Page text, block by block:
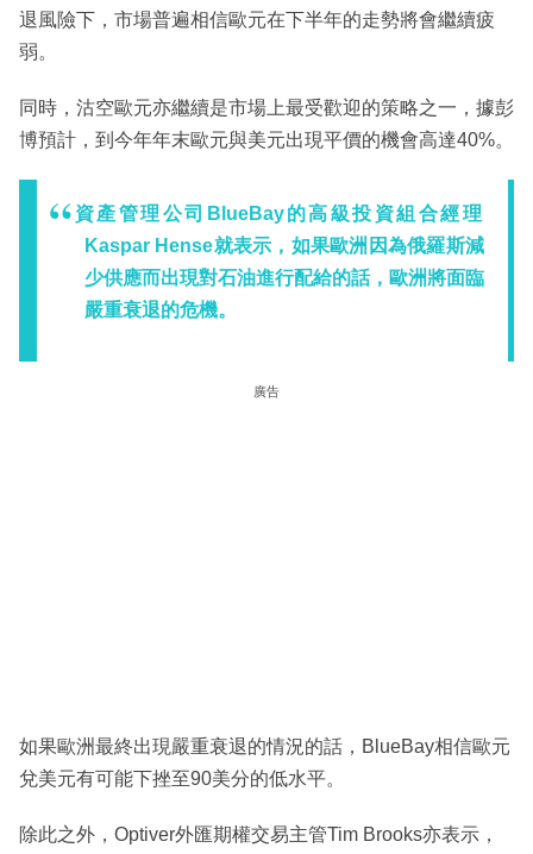
退風險下，市場普遍相信歐元在下半年的走勢將會繼續疲
弱。
同時，沽空歐元亦繼續是市場上最受歡迎的策略之一，據彭
博預計，到今年年末歐元與美元出現平價的機會高達40%。
資產管理公司BlueBay的高級投資組合經理
Kaspar Hense就表示，如果歐洲因為俄羅斯減
少供應而出現對石油進行配給的話，歐洲將面臨
嚴重衰退的危機。
廣告
如果歐洲最終出現嚴重衰退的情況的話，BlueBay相信歐元
兌美元有可能下挫至90美分的低水平。
除此之外，Optiver外匯期權交易主管Tim Brooks亦表示，